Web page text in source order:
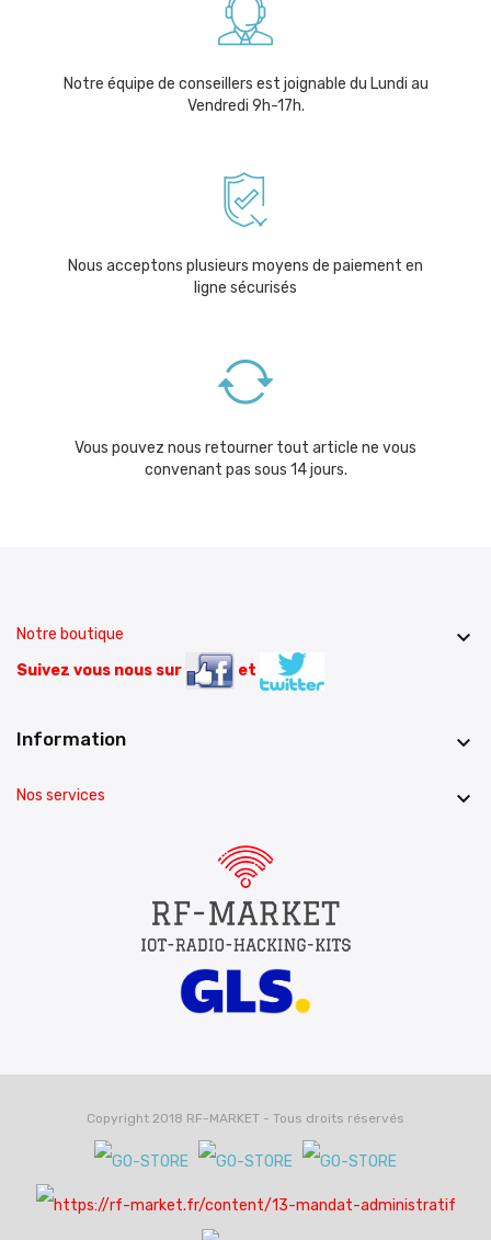
Notre équipe de conseillers est joignable du Lundi au
Vendredi 9h-17h.
Nous acceptons plusieurs moyens de paiement en
ligne sécurisés
Vous pouvez nous retourner tout article ne vous
convenant pas sous 14 jours.
Notre boutique 
Suivez vous nous sur et
Information 
Nos services 
Copyright 2018 RF-MARKET - Tous droits réservés